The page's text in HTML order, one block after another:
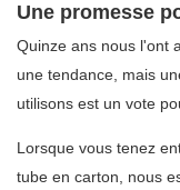
Une promesse
Quinze ans nous l'ont
une tendance, mais
utilisons est un vote
Lorsque vous tenez
tube en carton, nous